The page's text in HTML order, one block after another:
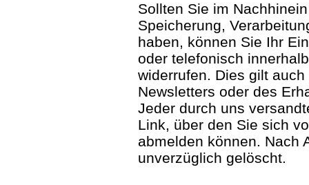
Sollten Sie im
Speicherung,
haben, können Sie Ihr
oder telefonisch
widerrufen. Dies gilt
Newsletters oder des
Jeder durch uns
Link, über den Sie sich
abmelden können. Nach
unverzüglich gelöscht.